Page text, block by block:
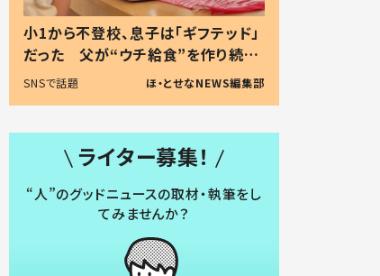
小1から不登校、息子は「ギフテッド」
だった 父が“ウチ給食”を作り続け
る理由とは #令和の親 #令和の子
SNSで話題 ほ・とせなNEWS編集部
ライター募集！
“人”のグッドニュースの取材・執筆をし
てみませんか？